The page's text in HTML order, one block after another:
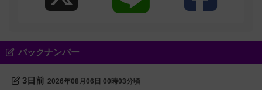
バックナンバー
3日前 2026年08月06日 00時03分頃